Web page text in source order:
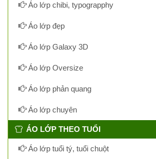
Áo lớp chibi, typograpphy
Áo lớp đẹp
Áo lớp Galaxy 3D
Áo lớp Oversize
Áo lớp phản quang
Áo lớp chuyên
ÁO LỚP THEO TUỔI
Áo lớp tuổi tý, tuổi chuột